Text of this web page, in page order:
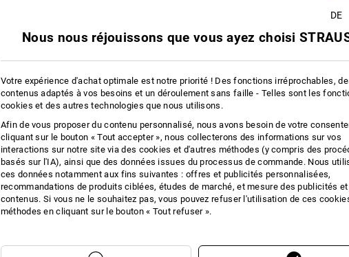
DE
DE
Nous nous réjouissons que vous ayez choisi
Votre expérience d'achat optimale est notre priorité ! Des fonctions irréprochables,
contenus adaptés à vos besoins et un déroulement sans faille - Telles sont les
cookies et des autres technologies que nous utilisons.
Afin de vous proposer du contenu personnalisé, nous avons besoin de votre
cliquant sur le bouton « Tout accepter », nous collecterons des informations sur vos
interactions sur notre site via des cookies et d'autres méthodes (y compris des
basés sur l'IA), ainsi que des données issues du processus de commande. Nous
ces données notamment aux fins suivantes : offres et publicités personnalisées,
recommandations de produits ciblées, études de marché, et mesure des publicités et
contenus. Si vous ne le souhaitez pas, vous pouvez refuser l'utilisation de ces
méthodes en cliquant sur le bouton « Tout refuser ».